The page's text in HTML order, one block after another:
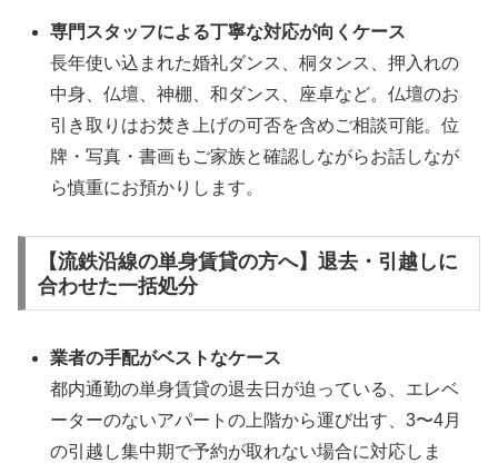
専門スタッフによる丁寧な対応が向くケース
長年使い込まれた婚礼ダンス、桐タンス、押入れの
中身、仏壇、神棚、和ダンス、座卓など。仏壇のお
引き取りはお焚き上げの可否を含めご相談可能。位
牌・写真・書画もご家族と確認しながらお話しなが
ら慎重にお預かりします。
【流鉄沿線の単身賃貸の方へ】退去・引越しに
合わせた一括処分
業者の手配がベストなケース
都内通勤の単身賃貸の退去日が迫っている、エレベ
ーターのないアパートの上階から運び出す、3〜4月
の引越し集中期で予約が取れない場合に対応しま